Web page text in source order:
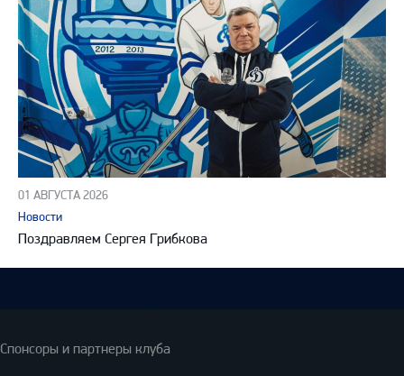
01 АВГУСТА 2026
Новости
Поздравляем Сергея Грибкова
Спонсоры и партнеры клуба